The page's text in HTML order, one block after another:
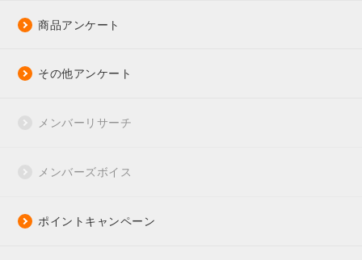
商品アンケート
その他アンケート
メンバーリサーチ
メンバーズボイス
ポイントキャンペーン